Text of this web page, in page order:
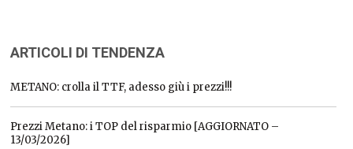
ARTICOLI DI TENDENZA
METANO: crolla il TTF, adesso giù i prezzi!!!
Prezzi Metano: i TOP del risparmio [AGGIORNATO –
13/03/2026]